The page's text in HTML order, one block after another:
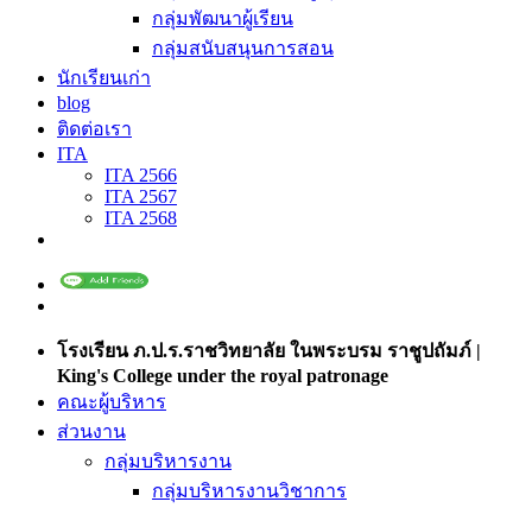
กลุ่มพัฒนาผู้เรียน
กลุ่มสนับสนุนการสอน
นักเรียนเก่า
blog
ติดต่อเรา
ITA
ITA 2566
ITA 2567
ITA 2568
โรงเรียน ภ.ป.ร.ราชวิทยาลัย ในพระบรม ราชูปถัมภ์ |
King's College under the royal patronage
คณะผู้บริหาร
ส่วนงาน
กลุ่มบริหารงาน
กลุ่มบริหารงานวิชาการ